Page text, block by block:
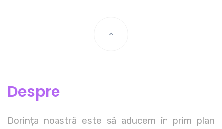
Despre
Dorința noastră este să aducem în prim plan